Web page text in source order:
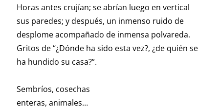
Horas antes crujían; se abrían luego en vertical
sus paredes; y después, un inmenso ruido de
desplome acompañado de inmensa polvareda.
Gritos de “¿Dónde ha sido esta vez?, ¿de quién se
ha hundido su casa?”.
Sembríos, cosechas
enteras, animales…